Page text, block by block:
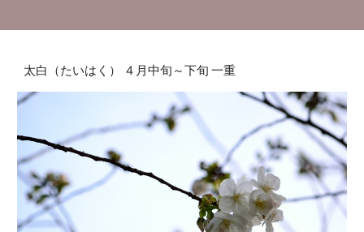
太白（たいはく） ４月中旬～下旬 一重